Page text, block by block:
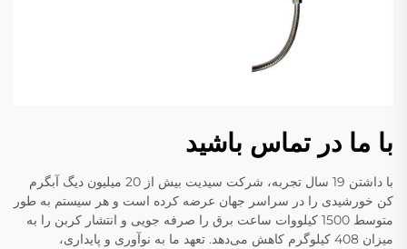
با ما در تماس باشید
با داشتن 19 سال تجربه، شرکت سیدیت بیش از 20 میلیون دیگ آبگرم
کن خورشیدی را در سراسر جهان عرضه کرده است و هر سیستم به طور
متوسط 1500 کیلووات ساعت برق را صرفه جویی و انتشار کربن را به
میزان 408 کیلوگرم کاهش می‌دهد. تعهد ما به نوآوری و پایداری،